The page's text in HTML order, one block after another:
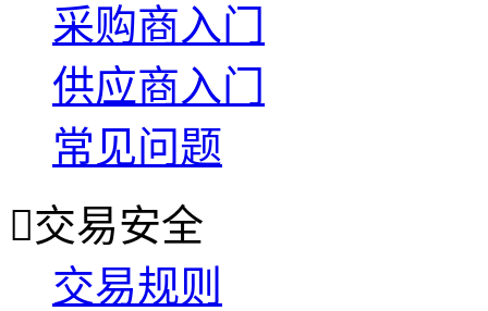
采购商入门
供应商入门
常见问题
交易安全
交易规则